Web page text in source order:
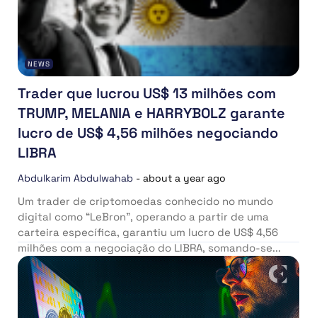
NEWS
Trader que lucrou US$ 13 milhões com
TRUMP, MELANIA e HARRYBOLZ garante
lucro de US$ 4,56 milhões negociando
LIBRA
Abdulkarim Abdulwahab - about a year ago
Um trader de criptomoedas conhecido no mundo
digital como “LeBron”, operando a partir de uma
carteira específica, garantiu um lucro de US$ 4,56
milhões com a negociação do LIBRA, somando-se...